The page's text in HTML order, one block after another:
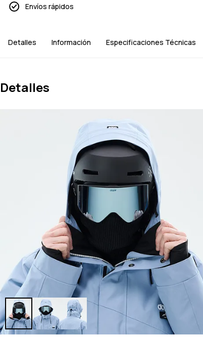
Envíos rápidos
Detalles Información Especificaciones Técnicas
Detalles